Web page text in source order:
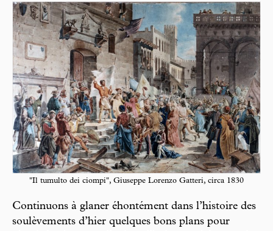
"Il tumulto dei ciompi", Giuseppe Lorenzo Gatteri, circa 1830
Continuons à glaner éhontément dans l’histoire des
soulèvements d’hier quelques bons plans pour